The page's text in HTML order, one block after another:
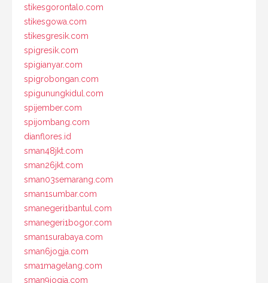
stikesgorontalo.com
stikesgowa.com
stikesgresik.com
spigresik.com
spigianyar.com
spigrobongan.com
spigunungkidul.com
spijember.com
spijombang.com
dianflores.id
sman48jkt.com
sman26jkt.com
sman03semarang.com
sman1sumbar.com
smanegeri1bantul.com
smanegeri1bogor.com
sman1surabaya.com
sman6jogja.com
sma1magelang.com
sman9jogja.com